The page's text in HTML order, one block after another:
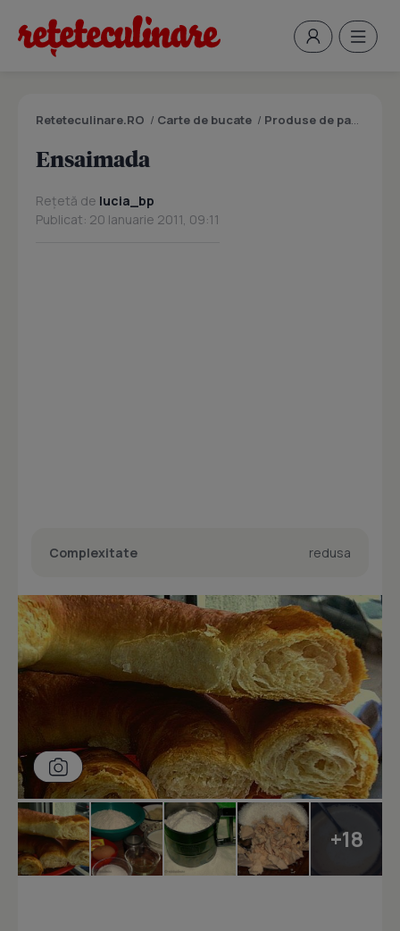
Reteteculinare.RO / Carte de bucate / Produse de panificatie si patiserie
Ensaimada
Rețetă de lucia_bp
Publicat: 20 Ianuarie 2011, 09:11
Complexitate redusa
+18